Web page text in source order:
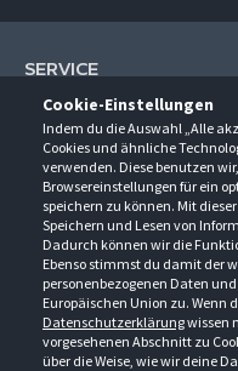
Cookie-Einstellungen
Indem du die Auswahl „Alle
Cookies und ähnliche
verwenden. Diese benutzen
Browsereinstellungen für ein
speichern zu können. Mit
Speichern und Lesen von
Dadurch können wir die
Ebenso stimmst du damit der
personenbezogenen Daten
Europäischen Union zu. Wenn
Datenschutzerklärungwissen
vorgesehenen Abschnitt zu
über die Weise, wie wir deine
SERVICE
Hilfe und Information
Fragen und Antworten
Kontakt
Newsletter
Events
Downloads
Kataloge
UNTERNEHMEN
Über uns
Anfahrt
Ansprechpartner
Außendienstbesuch
Jobs & Ausbildung
Retouren/Reklamationen
KONTAKT
Gröner-Schulze GmbH
Sarirstraße 5
12529 Schönefeld
Berlin-Schönefeld: +49 30
Saerbeck: +49 2574 88750-0
ÖFFNUNGSZEITEN
Montag - Donnerstag
9:00
Freitag
9:00
FOLGE UNS